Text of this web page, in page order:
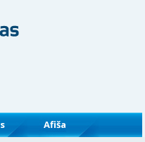
Afiša